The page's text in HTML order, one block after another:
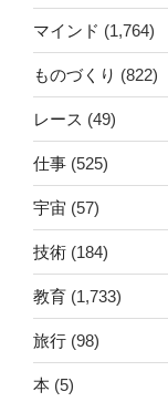
マインド (1,764)
ものづくり (822)
レース (49)
仕事 (525)
宇宙 (57)
技術 (184)
教育 (1,733)
旅行 (98)
本 (5)